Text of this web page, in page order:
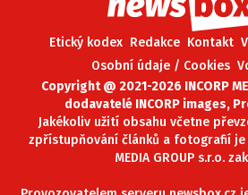
Etický kodex Redakce Kontakt
Osobní údaje / Cookies
Copyright @ 2021-2026 INCORP
dodavatelé INCORP images,
Jakékoliv užití obsahu včetne
zpřístupňování článků a fotografií je
MEDIA GROUP s.r.o.